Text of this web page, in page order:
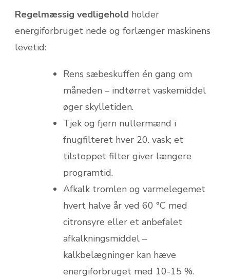
Regelmæssig vedligehold holder
energiforbruget nede og forlænger maskinens
levetid:
Rens sæbeskuffen én gang om
måneden – indtørret vaskemiddel
øger skylletiden.
Tjek og fjern nullermænd i
fnugfilteret hver 20. vask; et
tilstoppet filter giver længere
programtid.
Afkalk tromlen og varmelegemet
hvert halve år ved 60 °C med
citronsyre eller et anbefalet
afkalkningsmiddel –
kalkbelægninger kan hæve
energiforbruget med 10-15 %.